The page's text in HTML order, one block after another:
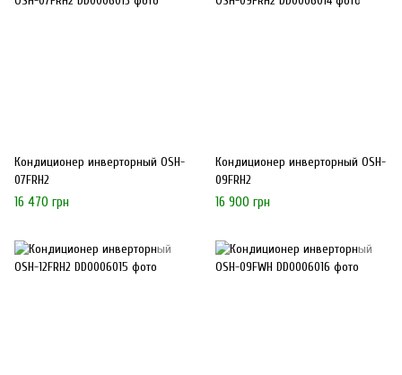
Кондиционер инверторный OSH-
07FRH2
16 470 грн
Кондиционер инверторный OSH-
09FRH2
16 900 грн